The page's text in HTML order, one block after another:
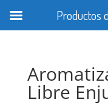
Libre
Productos